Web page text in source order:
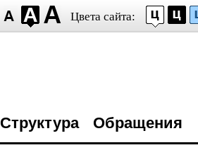
Цвета сайта:
Структура Обращения